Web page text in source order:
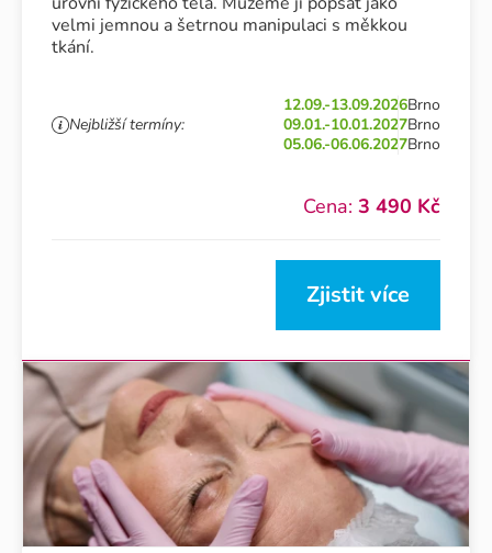
velmi jemnou a šetrnou manipulaci s měkkou
tkání.
Nejbližší termíny:
12.09.-13.09.2026Brno
09.01.-10.01.2027Brno
05.06.-06.06.2027Brno
Cena: 3 490 Kč
Zjistit více